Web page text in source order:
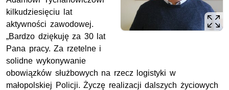
kilkudziesięciu lat
aktywności zawodowej.
„Bardzo dziękuję za 30 lat
Pana pracy. Za rzetelne i
solidne wykonywanie
obowiązków służbowych na rzecz logistyki w
małopolskiej Policji. Życzę realizacji dalszych życiowych